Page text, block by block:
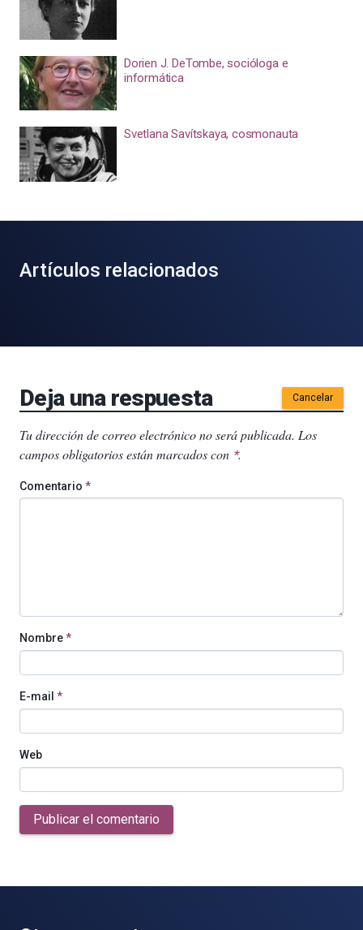
Dorien J. DeTombe, socióloga e
informática
Svetlana Savítskaya, cosmonauta
Artículos relacionados
Deja una respuesta Cancelar
Tu dirección de correo electrónico no será publicada. Los
campos obligatorios están marcados con *.
Comentario *
Nombre*
E-mail *
Web
Publicar el comentario